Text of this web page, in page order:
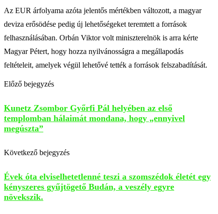
Az EUR árfolyama azóta jelentős mértékben változott, a magyar
deviza erősödése pedig új lehetőségeket teremtett a források
felhasználásában. Orbán Viktor volt miniszterelnök is arra kérte
Magyar Pétert, hogy hozza nyilvánosságra a megállapodás
feltételeit, amelyek végül lehetővé tették a források felszabadítását.
Előző bejegyzés
Kunetz Zsombor Győrfi Pál helyében az első
templomban hálaimát mondana, hogy „ennyivel
megúszta”
Következő bejegyzés
Évek óta elviselhetetlenné teszi a szomszédok életét egy
kényszeres gyűjtögető Budán, a veszély egyre
növekszik.